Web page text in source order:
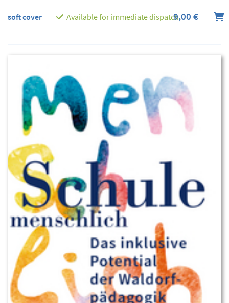
soft cover Available for immediate dispatch9,00 €